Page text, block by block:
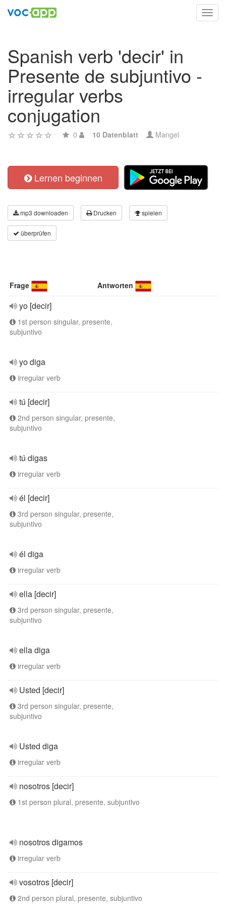
Spanish verb 'decir' in
Presente de subjuntivo -
irregular verbs
conjugation
0 10 Datenblatt Mangel
Lernen beginnen
mp3 downloaden Drucken spielen
überprüfen
Frage Antworten
yo [decir]
1st person singular, presente,
subjuntivo
yo diga
irregular verb
tú [decir]
2nd person singular, presente,
subjuntivo
tú digas
irregular verb
él [decir]
3rd person singular, presente,
subjuntivo
él diga
irregular verb
ella [decir]
3rd person singular, presente,
subjuntivo
ella diga
irregular verb
Usted [decir]
3rd person singular, presente,
subjuntivo
Usted diga
irregular verb
nosotros [decir]
1st person plural, presente, subjuntivo
nosotros digamos
irregular verb
vosotros [decir]
2nd person plural, presente, subjuntivo